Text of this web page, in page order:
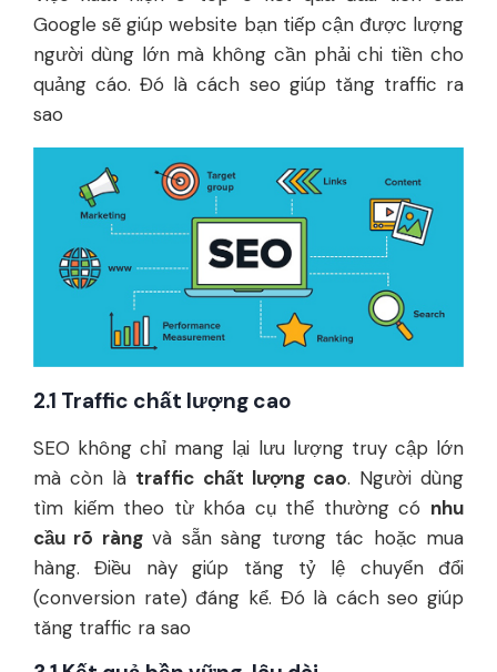
Google sẽ giúp website bạn tiếp cận được lượng
người dùng lớn mà không cần phải chi tiền cho
quảng cáo. Đó là cách seo giúp tăng traffic ra
sao
2.1 Traffic chất lượng cao
SEO không chỉ mang lại lưu lượng truy cập lớn
mà còn là traffic chất lượng cao. Người dùng
tìm kiếm theo từ khóa cụ thể thường có nhu
cầu rõ ràngvà sẵn sàng tương tác hoặc mua
hàng. Điều này giúp tăng tỷ lệ chuyển đổi
(conversion rate) đáng kể. Đó là cách seo giúp
tăng traffic ra sao